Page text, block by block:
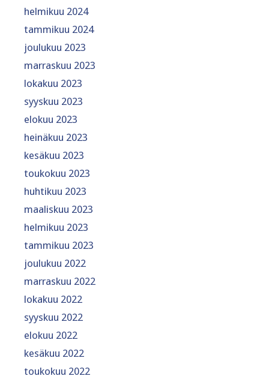
helmikuu 2024
tammikuu 2024
joulukuu 2023
marraskuu 2023
lokakuu 2023
syyskuu 2023
elokuu 2023
heinäkuu 2023
kesäkuu 2023
toukokuu 2023
huhtikuu 2023
maaliskuu 2023
helmikuu 2023
tammikuu 2023
joulukuu 2022
marraskuu 2022
lokakuu 2022
syyskuu 2022
elokuu 2022
kesäkuu 2022
toukokuu 2022